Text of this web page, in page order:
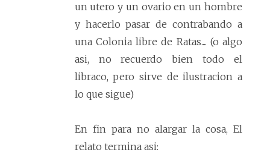
un utero y un ovario en un hombre
y hacerlo pasar de contrabando a
una Colonia libre de Ratas.... (o algo
asi, no recuerdo bien todo el
libraco, pero sirve de ilustracion a
lo que sigue)
En fin para no alargar la cosa, El
relato termina asi: